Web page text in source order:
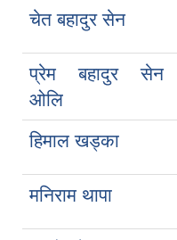
चेत बहादुर सेन
प्रेम बहादुर सेन
ओलि
हिमाल खड्का
मनिराम थापा